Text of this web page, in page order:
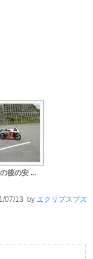
後の安 ...
07/13 by エクリプスプス